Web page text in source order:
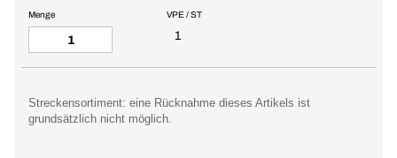
VPE / ST
1
Menge
Streckensortiment: eine Rücknahme dieses Artikels ist
grundsätzlich nicht möglich.